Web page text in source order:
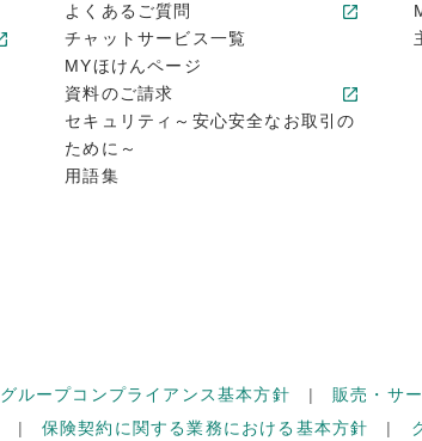
よくあるご質問
チャットサービス一覧
MYほけんページ
資料のご請求
セキュリティ～安心安全なお取引の
ために～
用語集
グループコンプライアンス基本方針 販売・サ
保険契約に関する業務における基本方針